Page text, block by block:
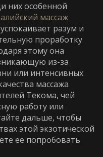
них особенной
массаж
разум и
проработку
этому она
из-за
или интенсивных
массажа
Текома, чей
работу или
дальше, чтобы
этой экзотической
ее попробовать